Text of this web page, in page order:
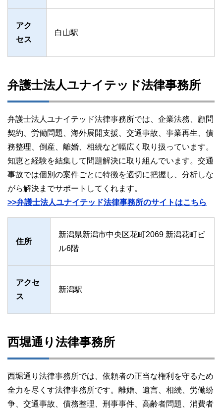
アク
セス
白山駅
弁護士法人ユナイテッド法律事務所
弁護士法人ユナイテッド法律事務所では、企業法務、顧問
契約、労働問題、海外展開支援、交通事故、事業再生、債
務整理、倒産、離婚、相続など幅広く取り扱っています。
知恵と経験を結集して問題解決に取り組んでいます。交通
事故では個別の案件ごとに特徴を適切に把握し、分析しな
がら解決までサポートしてくれます。
>>弁護士法人ユナイテッド法律事務所のサイトはこちら
住所
新潟県新潟市中央区花町2069 新潟花町ビ
ル6階
アクセ
ス
新潟駅
西堀通り法律事務所
西堀通り法律事務所では、依頼者の正当な権利を守るため
全力を尽くす法律事務所です。離婚、遺言、相続、労働紛
争、交通事故、債務整理、刑事事件、高齢者問題、消費者